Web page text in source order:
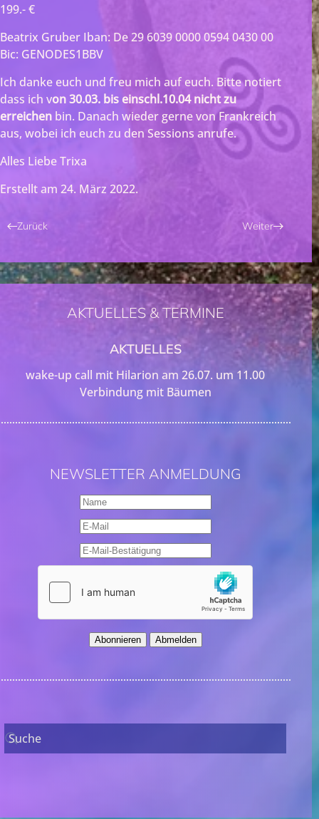
199.- €
Beatrix Gruber Iban: De 29 6039 0000 0594 0430 00
Bic: GENODES1BBV
Ich danke euch und freu mich auf euch. Bitte notiert
dass ich von 30.03. bis einschl.10.04 nicht zu
erreichen bin. Danach wieder gerne von Frankreich
aus, wobei ich euch zu den Sessions anrufe.
Alles Liebe Trixa
Erstellt am 24. März 2022.
Zurück Weiter
AKTUELLES & TERMINE
AKTUELLES
wake-up call mit Hilarion am 26.07. um 11.00
Verbindung mit Bäumen
NEWSLETTER ANMELDUNG
Abonnieren Abmelden